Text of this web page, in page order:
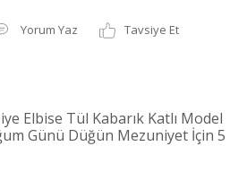
Yorum Yaz
Tavsiye Et
Elbise Tül Kabarık Katlı Model
Günü Düğün Mezuniyet İçin 5